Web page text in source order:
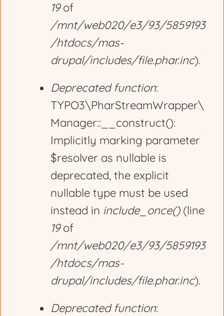
19of
/mnt/web020/e3/93/5859193
/htdocs/mas-
drupal/includes/file.phar.inc).
Deprecated function:
TYPO3\PharStreamWrapper\
Manager::__construct():
Implicitly marking parameter
$resolver as nullable is
deprecated, the explicit
nullable type must be used
instead in include_once()(line
19of
/mnt/web020/e3/93/5859193
/htdocs/mas-
drupal/includes/file.phar.inc).
Deprecated function: